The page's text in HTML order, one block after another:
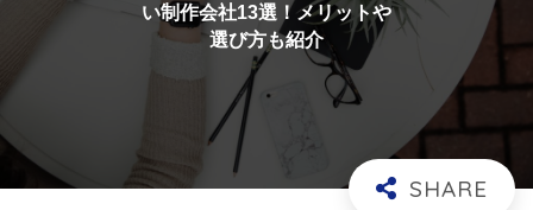
い制作会社13選！メリットや
選び方も紹介